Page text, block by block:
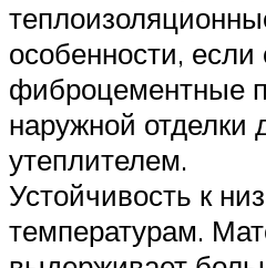
особенности, если
фиброцементные
наружной отделки
утеплителем.
Устойчивость к
температурам.